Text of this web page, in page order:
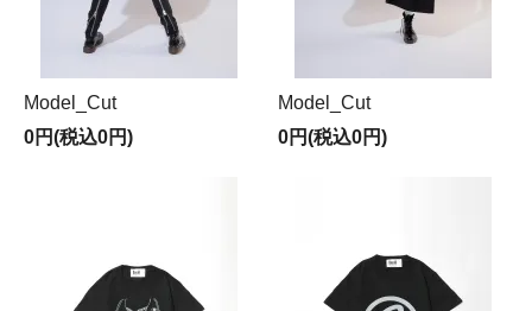
Model_Cut
0円(税込0円)
Model_Cut
0円(税込0円)